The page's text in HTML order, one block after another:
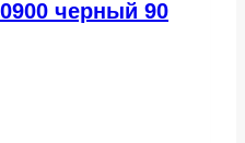
черный 90